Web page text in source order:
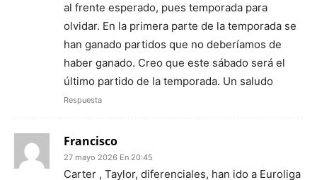
al frente esperado, pues temporada para
olvidar. En la primera parte de la temporada se
han ganado partidos que no deberíamos de
haber ganado. Creo que este sábado será el
último partido de la temporada. Un saludo
Respuesta
Francisco
27 mayo 2026 En 20:45
Carter , Taylor, diferenciales, han ido a Euroliga